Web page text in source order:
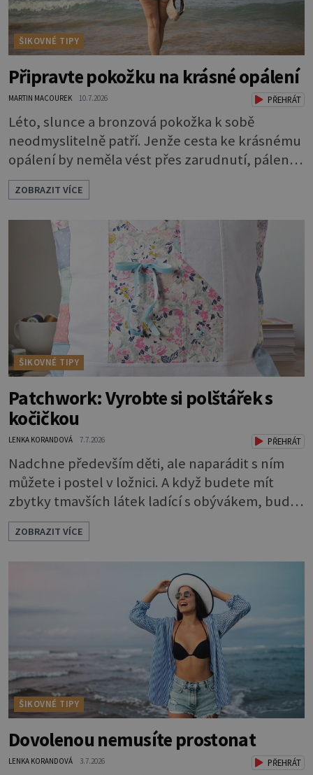
ŠIKOVNÉ TIPY
Připravte pokožku na krásné opálení
MARTIN MACOUREK 10.7.2026 PŘEHRÁT
Léto, slunce a bronzová pokožka k sobě
neodmyslitelně patří. Jenže cesta ke krásnému
opálení by neměla vést přes zarudnutí, pálení a
loupající se kůže. Spálená pokožka není
známkou „základu“ pro opálení, ale reakcí na
nadměrné UV záření. Pokud chcete, aby pleť i
pokožka těla vypadaly zdravě, hladce a opálení
vydrželo co nejdéle, vyplatí se začít s přípravou
už několik týdnů před první dovolenou.
ZOBRAZIT VÍCE
ŠIKOVNÉ TIPY
Patchwork: Vyrobte si polštářek s
kočičkou
LENKA KORANDOVÁ 7.7.2026 PŘEHRÁT
Nadchne především děti, ale naparádit s ním
můžete i postel v ložnici. A když budete mít
zbytky tmavších látek ladící s obývákem, bude
se hodit i tam. Budete potřebovat: - zbytky
barevně sladěných bavlněných látek - 0,5 m
látky na vnitřní polštářek - duté vlákno na výplň
- 2 knoflíky - 0,5 m jednostranně nalepovacího
vlizelínu - pravítko a řezák nebo nůžky Přední
strana s aplikací 1. V
ZOBRAZIT VÍCE
ŠIKOVNÉ TIPY
Dovolenou nemusíte prostonat
LENKA KORANDOVÁ 3.7.2026 PŘEHRÁT